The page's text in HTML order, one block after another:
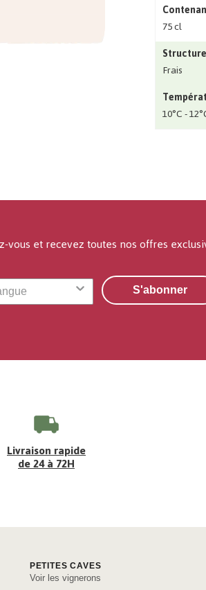
75 cl
Structure
Frais
10°C -
vous et recevez toutes nos offres
S'abonner
Livraison rapide
de 24 à 72H
PETITES CAVES
Voir les vignerons